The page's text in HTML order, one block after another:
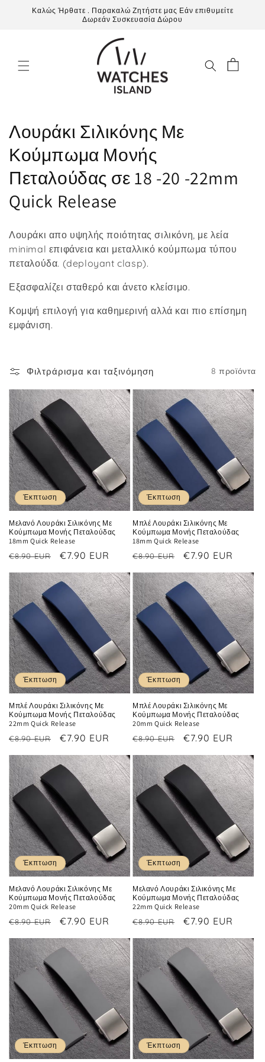
μετάβασηΚαλώς Ήρθατε . Παρακαλώ Ζητήστε μας Εάν επιθυμείτε
Δωρεάν Συσκευασία Δώρου
Καλάθι
Σ
υ
λ
λ
γ
ή
:
Λουράκι Σιλικόνης Με
Κούμπωμα Μονής
Πεταλούδας σε 18 -20 -22mm
Quick Release
Λουράκι απο υψηλής ποιότητας σιλικόνη, με λεία
minimal επιφάνεια και μεταλλικό κούμπωμα τύπου
πεταλούδα. (deployant clasp).
Εξασφαλίζει σταθερό και άνετο κλείσιμο.
Κομψή επιλογή για καθημερινή αλλά και πιο επίσημη
εμφάνιση.
Φιλτράρισμα και ταξινόμηση 8 προϊόντα
Έκπτωση
Μελανό Λουράκι Σιλικόνης Με
Κούμπωμα Μονής Πεταλούδας
18mm Quick Release
Κανονική
€8.90 EUR
Τιμή
€7.90 EUR
Έκπτωση
Μπλέ Λουράκι Σιλικόνης Με
Κούμπωμα Μονής Πεταλούδας
18mm Quick Release
Κανονική
€8.90 EUR
Τιμή
€7.90 EUR
Έκπτωση
Μπλέ Λουράκι Σιλικόνης Με
Κούμπωμα Μονής Πεταλούδας
22mm Quick Release
Κανονική
τιμή
€8.90 EUR
Τιμή
έκπτωσης
€7.90 EUR
Έκπτωση
Μπλέ Λουράκι Σιλικόνης Με
Κούμπωμα Μονής Πεταλούδας
20mm Quick Release
Κανονική
τιμή
€8.90 EUR
Τιμή
έκπτωσης
€7.90 EUR
Έκπτωση
Μελανό Λουράκι Σιλικόνης Με
Κούμπωμα Μονής Πεταλούδας
20mm Quick Release
Κανονική
€8.90 EUR
Τιμή
€7.90 EUR
Έκπτωση
Μελανό Λουράκι Σιλικόνης Με
Κούμπωμα Μονής Πεταλούδας
22mm Quick Release
Κανονική
€8.90 EUR
Τιμή
€7.90 EUR
Έκπτωση Έκπτωση